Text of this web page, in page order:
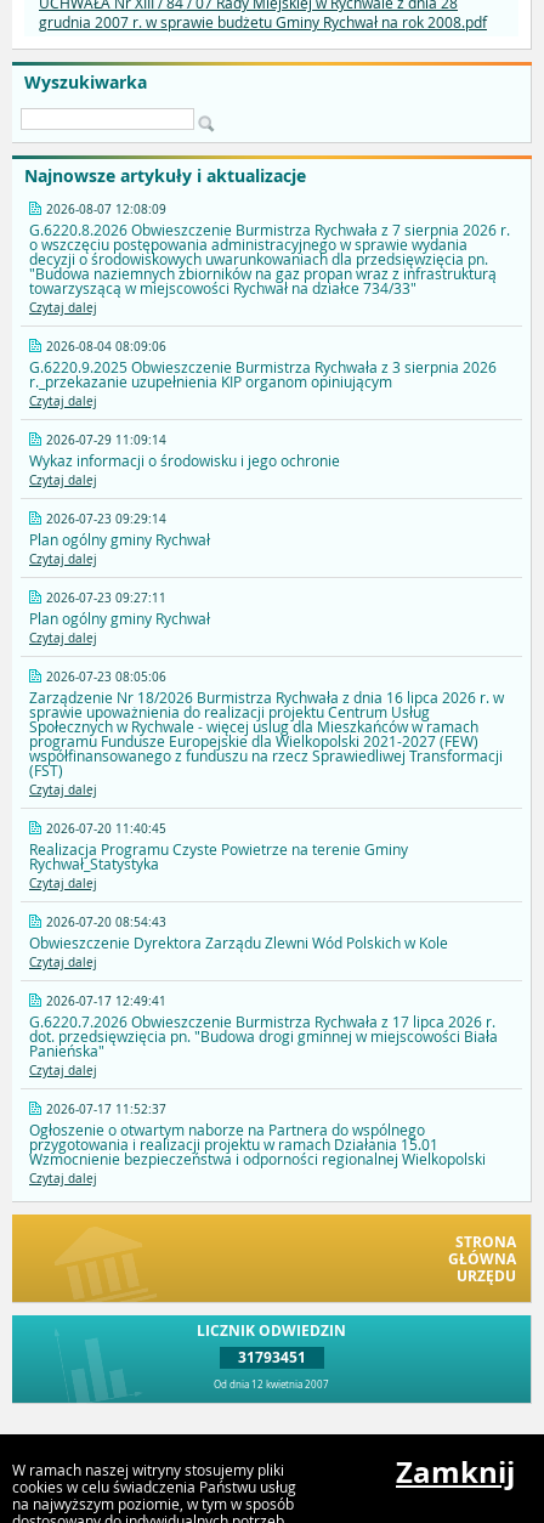
Wyszukiwarka
Najnowsze artykuły i aktualizacje
2026-08-07 12:08:09
G.6220.8.2026 Obwieszczenie Burmistrza Rychwała z 7 sierpnia 2026 r.
o wszczęciu postępowania administracyjnego w sprawie wydania
decyzji o środowiskowych uwarunkowaniach dla przedsięwzięcia pn.
"Budowa naziemnych zbiorników na gaz propan wraz z infrastrukturą
towarzyszącą w miejscowości Rychwał na działce 734/33"
Czytaj dalej
2026-08-04 08:09:06
G.6220.9.2025 Obwieszczenie Burmistrza Rychwała z 3 sierpnia 2026
r._przekazanie uzupełnienia KIP organom opiniującym
Czytaj dalej
2026-07-29 11:09:14
Wykaz informacji o środowisku i jego ochronie
Czytaj dalej
2026-07-23 09:29:14
Plan ogólny gminy Rychwał
Czytaj dalej
2026-07-23 09:27:11
Plan ogólny gminy Rychwał
Czytaj dalej
2026-07-23 08:05:06
Zarządzenie Nr 18/2026 Burmistrza Rychwała z dnia 16 lipca 2026 r. w
sprawie upoważnienia do realizacji projektu Centrum Usług
Społecznych w Rychwale - więcej uslug dla Mieszkańców w ramach
programu Fundusze Europejskie dla Wielkopolski 2021-2027 (FEW)
współfinansowanego z funduszu na rzecz Sprawiedliwej Transformacji
(FST)
Czytaj dalej
2026-07-20 11:40:45
Realizacja Programu Czyste Powietrze na terenie Gminy
Rychwał_Statystyka
Czytaj dalej
2026-07-20 08:54:43
Obwieszczenie Dyrektora Zarządu Zlewni Wód Polskich w Kole
Czytaj dalej
2026-07-17 12:49:41
G.6220.7.2026 Obwieszczenie Burmistrza Rychwała z 17 lipca 2026 r.
dot. przedsięwzięcia pn. "Budowa drogi gminnej w miejscowości Biała
Panieńska"
Czytaj dalej
2026-07-17 11:52:37
Ogłoszenie o otwartym naborze na Partnera do wspólnego
przygotowania i realizacji projektu w ramach Działania 15.01
Wzmocnienie bezpieczeństwa i odporności regionalnej Wielkopolski
Czytaj dalej
STRONA
GŁÓWNA
URZĘDU
LICZNIK ODWIEDZIN
31793451
Od dnia 12 kwietnia 2007
grudnia 2007 r. w sprawie budżetu Gminy Rychwał na rok 2008.pdf
W ramach naszej witryny stosujemy pliki
cookies w celu świadczenia Państwu usług
na najwyższym poziomie, w tym w sposób
Zamknij